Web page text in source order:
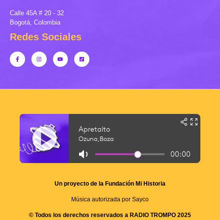
Calle 45A # 20 - 32
Bogotá, Colombia
Redes Sociales
Un proyecto de la Fundación Mi Historia
Música autorizada por Sayco
© Todos los derechos reservados a RADIO TROMPO 2025